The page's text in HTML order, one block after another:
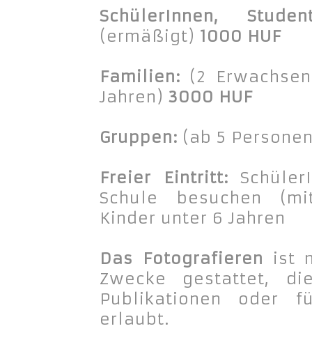
SchülerInnen,
(ermäßigt) 1000 HUF
Familien: (2
Jahren) 3000 HUF
Gruppen: (ab 5
Freier Eintritt:
Schule besuchen
Kinder unter 6 Jahren
Das Fotografieren ist
Zwecke gestattet,
Publikationen oder
erlaubt.